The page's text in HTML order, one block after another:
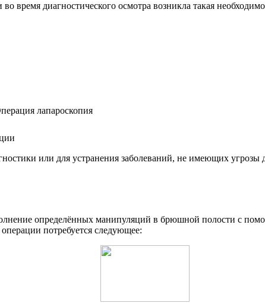
время диагностического осмотра возникла такая
или для устранения заболеваний, не имеющих
определённых манипуляций в брюшной полости с
потребуется следующее: